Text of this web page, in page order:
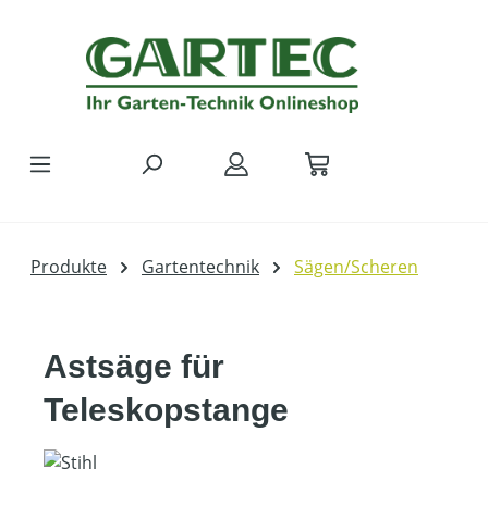
Produkte Gartentechnik Sägen/Scheren
Astsäge für
Teleskopstange